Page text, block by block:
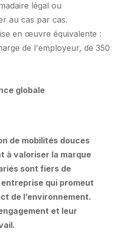
légal ou
au cas par cas.
en œuvre équivalente :
de l'employeur, de 350
globale
de mobilités douces
à valoriser la marque
sont fiers de
qui promeut
de l’environnement.
et leur